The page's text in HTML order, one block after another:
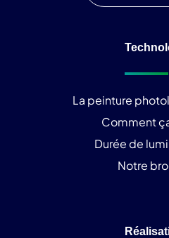
La peinture
Comment
Durée de
Notre